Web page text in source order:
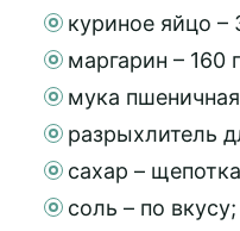
куриное яйцо –
маргарин – 160
мука
разрыхлитель
сахар –
соль – по вкусу;